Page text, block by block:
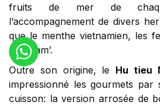
fruits de mer de
l’accompagnement de divers
que le menthe vietnamien, les
‘rau dam’.
Outre son origine, le Hu tieu
impressionné les gourmets par
cuisson: la version arrosée de